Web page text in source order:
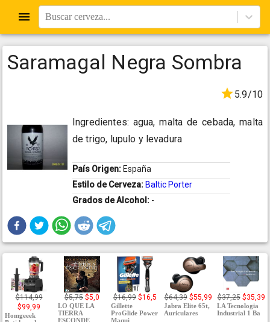
Buscar cerveza...
Saramagal Negra Sombra
5.9/10
Ingredientes: agua, malta de cebada, malta
de trigo, lupulo y levadura
País Origen: España
Estilo de Cerveza: Baltic Porter
Grados de Alcohol: -
$114,99
$99,99
Homgeeek
$5,75 $5,0
LO QUE LA
TIERRA
ESCONDE
$16,99 $16,5
Gillette
ProGlide Power
Maqui
$64,39 $55,99
Jabra Elite 65t,
Auriculares
$37,25 $35,39
LA Tecnologia
Industrial 1 Ba